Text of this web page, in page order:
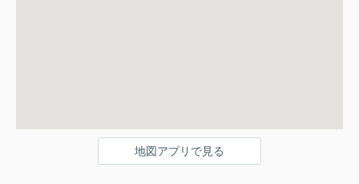
地図アプリで見る